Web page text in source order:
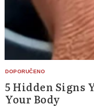
5 Hidden Signs
Your Body